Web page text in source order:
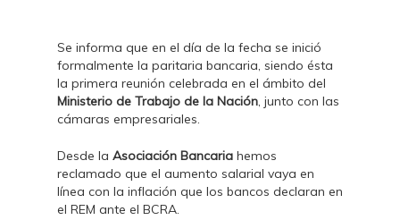
Se informa que en el día de la fecha se inició
formalmente la paritaria bancaria, siendo ésta
la primera reunión celebrada en el ámbito del
Ministerio de Trabajo de la Nación, junto con las
cámaras empresariales.
Desde la Asociación Bancaria hemos
reclamado que el aumento salarial vaya en
línea con la inflación que los bancos declaran en
el REM ante el BCRA.